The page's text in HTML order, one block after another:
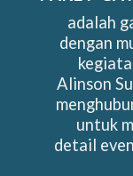
adalah
dengan
Alinson
untuk
detail